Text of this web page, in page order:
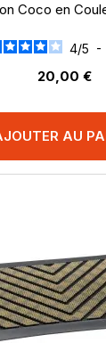
Coco en
4/5 -
20,00 €
AU